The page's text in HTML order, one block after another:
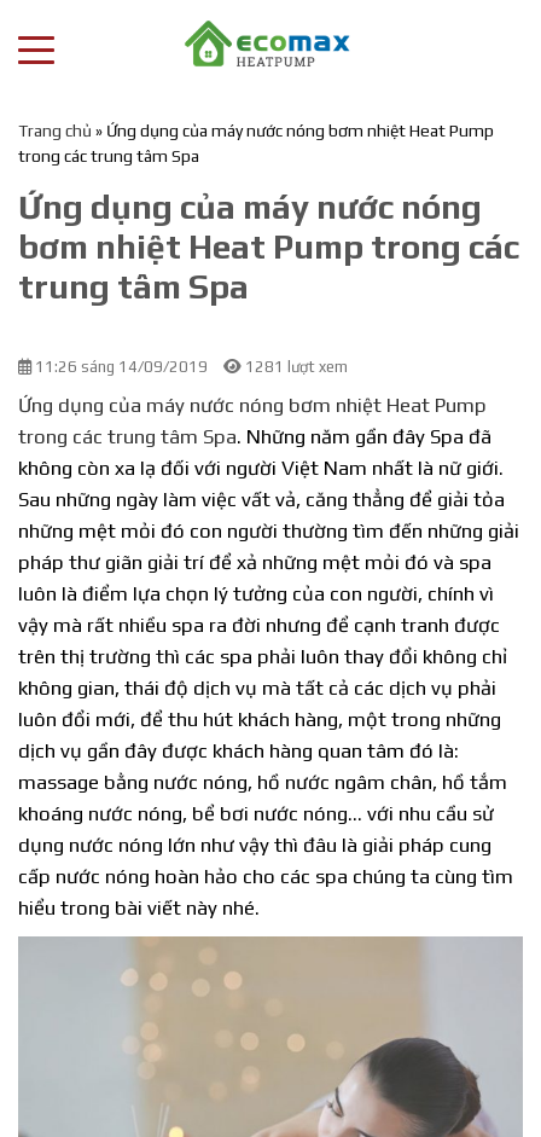
Trang chủ » Ứng dụng của máy nước nóng bơm nhiệt Heat Pump
trong các trung tâm Spa
Ứng dụng của máy nước nóng
bơm nhiệt Heat Pump trong các
trung tâm Spa
11:26 sáng 14/09/2019 1281 lượt xem
Ứng dụng của máy nước nóng bơm nhiệt Heat Pump
trong các trung tâm Spa. Những năm gần đây Spa đã
không còn xa lạ đối với người Việt Nam nhất là nữ giới.
Sau những ngày làm việc vất vả, căng thẳng để giải tỏa
những mệt mỏi đó con người thường tìm đến những giải
pháp thư giãn giải trí để xả những mệt mỏi đó và spa
luôn là điểm lựa chọn lý tưởng của con người, chính vì
vậy mà rất nhiều spa ra đời nhưng để cạnh tranh được
trên thị trường thì các spa phải luôn thay đổi không chỉ
không gian, thái độ dịch vụ mà tất cả các dịch vụ phải
luôn đổi mới, để thu hút khách hàng, một trong những
dịch vụ gần đây được khách hàng quan tâm đó là:
massage bằng nước nóng, hồ nước ngâm chân, hồ tắm
khoáng nước nóng, bể bơi nước nóng… với nhu cầu sử
dụng nước nóng lớn như vậy thì đâu là giải pháp cung
cấp nước nóng hoàn hảo cho các spa chúng ta cùng tìm
hiểu trong bài viết này nhé.